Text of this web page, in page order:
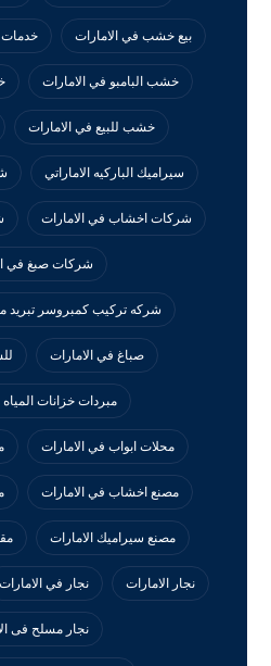
بيع خشب في الامارات خدمات
خشب البامبو في الامارات
خشب للبيع في الامارات
سيراميك الباركيه الاماراتي
شركات اخشاب في الامارات
شركات صبغ في
شركه تركيب كمبروسر تبريد
صباغ في الامارات
مبردات خزانات
محلات ابواب في الامارات
مصنع اخشاب في الامارات
مصنع سيراميك الامارات
نجار الامارات نجار في الامارات
نجار مسلح فى